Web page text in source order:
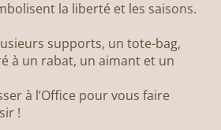
la liberté et les saisons.
supports, un tote-bag,
à un rabat, un aimant et un
à l’Office pour vous faire
!